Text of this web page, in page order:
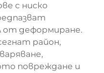
с ниско
от деформиране.
район,
повреждане и